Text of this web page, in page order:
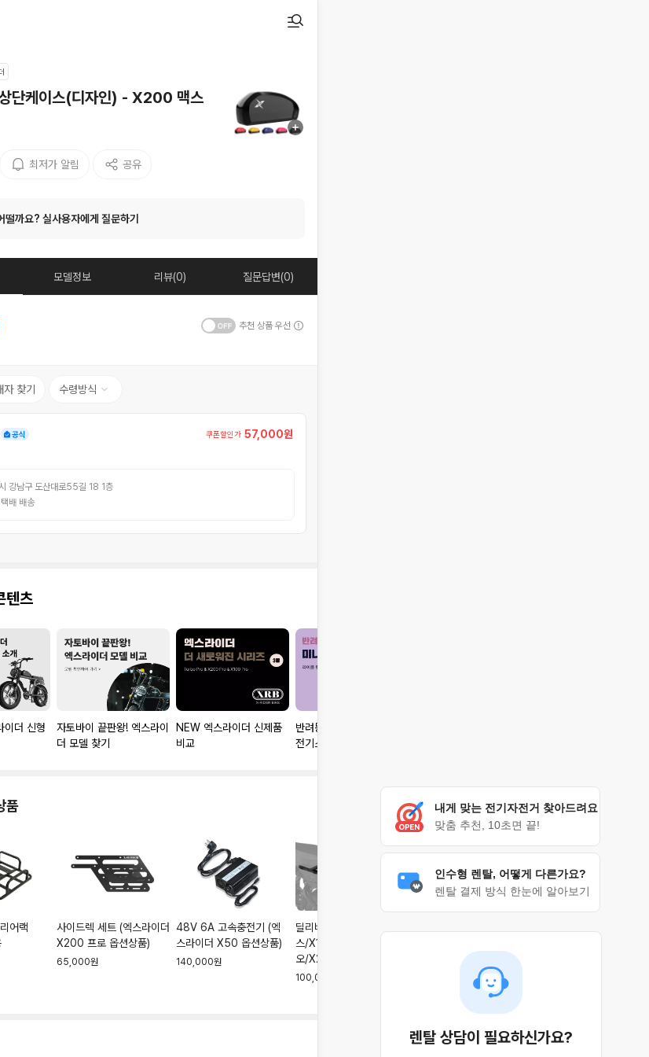
단케이스(디자인) - X200 맥스
최저가 알림 공유
떨까요? 실사용자에게 질문하기
모델정보 리뷰(0) 질문답변(0)
추천 상품 우선
자 찾기 수령방식
쿠폰할인가 57,000원
강남구 도산대로55길 18 1층
배 배송
텐츠
더 신형
자토바이 끝판왕! 엑스라이
더 모델 찾기
NEW 엑스라이더 신제품
비교
반려동물과 함께 타는 미니
전기스쿠터
품
어랙
사이드렉 세트 (엑스라이더
X200 프로 옵션상품)
65,000원
48V 6A 고속충전기 (엑
스라이더 X50 옵션상품)
140,000원
딜리버리렉 - X200맥
스/X100맥스/X200듀
오/X200프로
100,000원
오/X200프로
내게 맞는 전기자전거 찾아드려요
맞춤 추천, 10초면 끝!
인수형 렌탈, 어떻게 다른가요?
렌탈 결제 방식 한눈에 알아보기
렌탈 상담이 필요하신가요?